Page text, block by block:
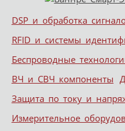
Меню
Skip to content
DSP и обработка
RFID и системы
Беспроводные
ВЧ и СВЧ компоненты
Защита по току и
Измерительное